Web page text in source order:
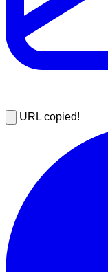
URL copied!